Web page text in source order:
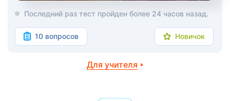
Последний раз тест пройден более 24 часов назад.
10 вопросов Новичок
Для учителя